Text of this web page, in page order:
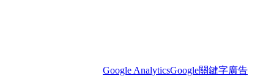
Google AnalyticsGoogle關鍵字廣告